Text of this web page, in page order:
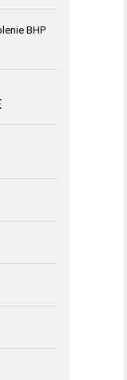
BHP